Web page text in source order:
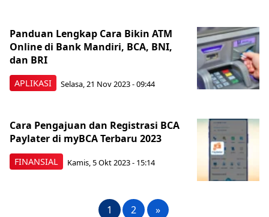
APLIKASI
Panduan Lengkap Cara Bikin ATM
Online di Bank Mandiri, BCA, BNI,
dan BRI
Selasa, 21 Nov 2023 - 09:44
FINANSIAL
Cara Pengajuan dan Registrasi BCA
Paylater di myBCA Terbaru 2023
Kamis, 5 Okt 2023 - 15:14
1 2 »